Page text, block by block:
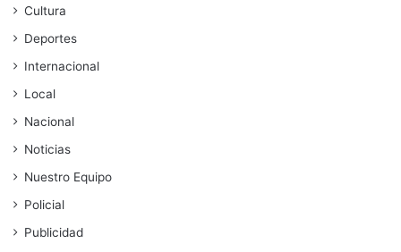
Cultura
Deportes
Internacional
Local
Nacional
Noticias
Nuestro Equipo
Policial
Publicidad